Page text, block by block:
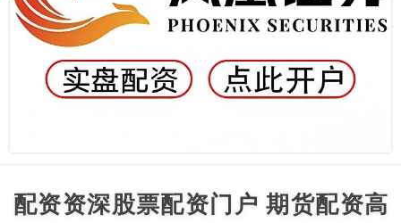
配资资深股票配资门户 期货配资高